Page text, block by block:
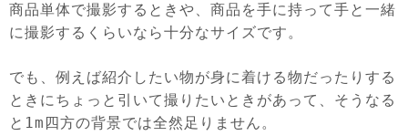
商品単体で撮影するときや、商品を手に持って手と一緒
に撮影するくらいなら十分なサイズです。
でも、例えば紹介したい物が身に着ける物だったりする
ときにちょっと引いて撮りたいときがあって、そうなる
と1m四方の背景では全然足りません。